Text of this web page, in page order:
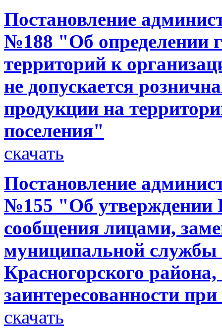
Постановление
№188 "Об определении
территорий к
не допускается
продукции на
поселения"
скачать
Постановление
№155 "Об утверждении
сообщения лицами,
муниципальной службы
Красногорского
заинтересованности
скачать